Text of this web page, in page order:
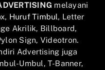
melayani
Huruf Timbul, Letter
Akrilik, Billboard,
Sign, Videotron.
Advertising juga
Umbul, T-Banner,